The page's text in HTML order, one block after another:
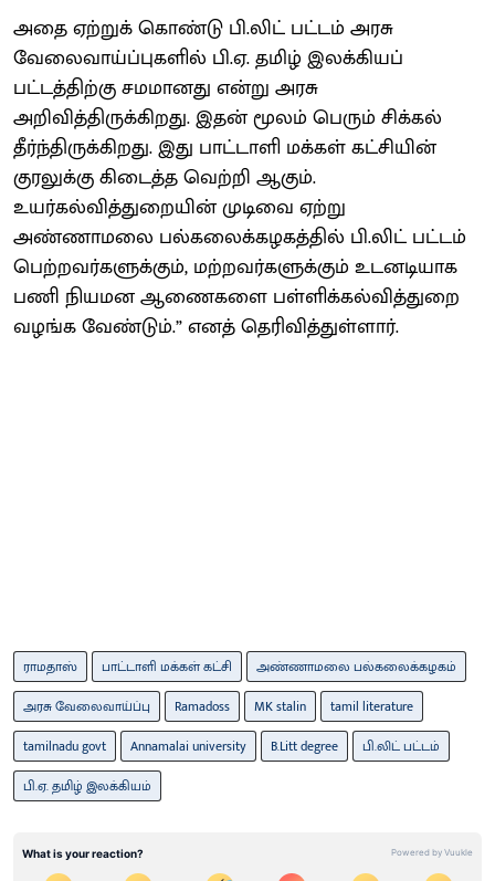
அதை ஏற்றுக் கொண்டு பி.லிட் பட்டம் அரசு
வேலைவாய்ப்புகளில் பி.ஏ. தமிழ் இலக்கியப்
பட்டத்திற்கு சமமானது என்று அரசு
அறிவித்திருக்கிறது. இதன் மூலம் பெரும் சிக்கல்
தீர்ந்திருக்கிறது. இது பாட்டாளி மக்கள் கட்சியின்
குரலுக்கு கிடைத்த வெற்றி ஆகும்.
உயர்கல்வித்துறையின் முடிவை ஏற்று
அண்ணாமலை பல்கலைக்கழகத்தில் பி.லிட் பட்டம்
பெற்றவர்களுக்கும், மற்றவர்களுக்கும் உடனடியாக
பணி நியமன ஆணைகளை பள்ளிக்கல்வித்துறை
வழங்க வேண்டும்.” எனத் தெரிவித்துள்ளார்.
ராமதாஸ் பாட்டாளி மக்கள் கட்சி
அண்ணாமலை பல்கலைக்கழகம்
அரசு வேலைவாய்ப்பு
Ramadoss MK stalin
tamil literature
tamilnadu govt
Annamalai university B.Litt degree
பி.லிட் பட்டம்
பி.ஏ. தமிழ் இலக்கியம்